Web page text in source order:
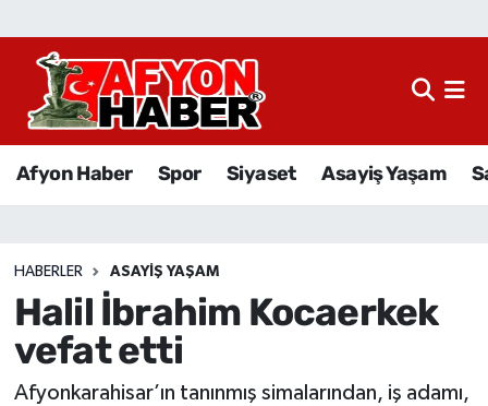
Afyon Haber Spor Siyaset Asayiş Yaşam
HABERLER ASAYIŞ YAŞAM
Halil İbrahim Kocaerkek
vefat etti
Afyonkarahisar’ın tanınmış simalarından, iş adamı,
Afyon Haber
Sağlık
Eğitim